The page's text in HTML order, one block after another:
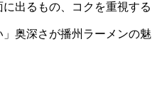
出るもの、コクを重視す
奥深さが播州ラーメンの魅